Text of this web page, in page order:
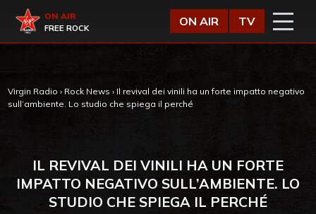
Virgin Radio
ON AIR
FREE ROCK
ON AIR TV
Virgin Radio › Rock News › Il revival dei vinili ha un forte impatto negativo
sull’ambiente. Lo studio che spiega il perché
IL REVIVAL DEI VINILI HA UN FORTE
IMPATTO NEGATIVO SULL’AMBIENTE. LO
STUDIO CHE SPIEGA IL PERCHÉ